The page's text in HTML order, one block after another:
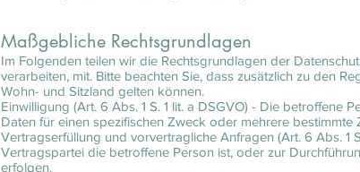
Maßgebliche Rechtsgrundlagen
Im Folgenden teilen wir die Rechtsgrundlagen der
verarbeiten, mit. Bitte beachten Sie, dass zusätzlich zu den
Wohn- und Sitzland gelten können.
Einwilligung (Art. 6 Abs. 1 S. 1 lit. a DSGVO) - Die
Daten für einen spezifischen Zweck oder mehrere bestimmte
Vertragserfüllung und vorvertragliche Anfragen (Art. 6 Abs. 1
Vertragspartei die betroffene Person ist, oder zur
erfolgen.